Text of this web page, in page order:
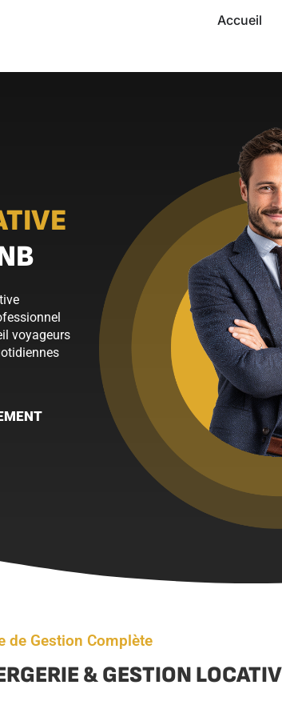
Accueil
voyageurs
de Gestion Complète
& GESTION